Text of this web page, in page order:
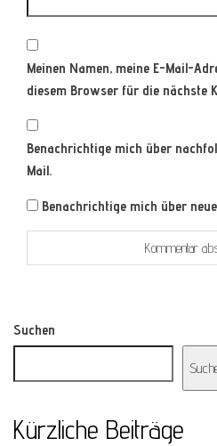
Meinen Namen, meine E-Mail-
diesem Browser für die nächste
Benachrichtige mich über
Mail.
Benachrichtige mich über
Suchen
Kürzliche Beiträge